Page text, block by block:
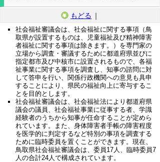
もどる ｜
社会福祉審議会は、社会福祉に関する事項（鳥
取県が設置するものは、児童福祉及び精神障害
者福祉に関する事項は除きます。）を専門家の
立場から調査・審議するために都道府県並びに
指定都市及び中核市に設置されるもので、各福
祉事業に関する事項を調査し、知事の諮問に対
して答申を行い、関係行政機関への意見も具申
することにより、県民の福祉向上に寄与するこ
とを目的とします。
社会福祉審議会は、社会福祉法により都道府県
議会の議員、社会福祉事業に従事する者、学識
経験者のうちから知事が任命することが定めら
れています。また、身体障害者手帳の障害程度
を医学的に判定するなど特別の事項を調査する
ために臨時委員を置くことができます。現在、
鳥取県社会福祉審議会は、委員17人、臨時委員7
人の合計24人で構成されています。